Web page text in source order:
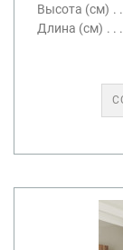
Высота (см)
Длина (см)